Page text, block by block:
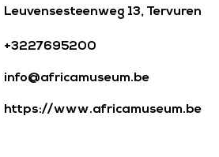
Leuvensesteenweg 13, Tervuren
+3227695200
info@africamuseum.be
https://www.africamuseum.be